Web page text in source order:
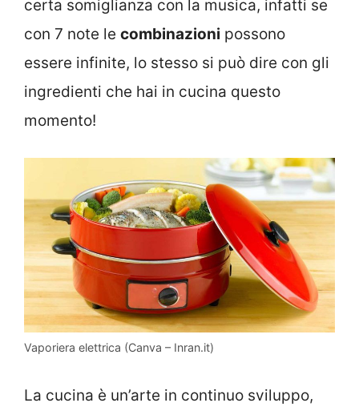
certa somiglianza con la musica, infatti se
con 7 note le combinazioni possono
essere infinite, lo stesso si può dire con gli
ingredienti che hai in cucina questo
momento!
Vaporiera elettrica (Canva – Inran.it)
La cucina è un’arte in continuo sviluppo,